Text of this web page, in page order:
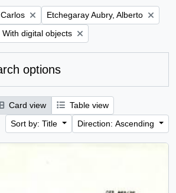
Remove filter:
Etchegaray Aubry, Alberto
Remove filter:
With digital objects
options
Card view
Table view
Sort by: Title
Direction: Ascending